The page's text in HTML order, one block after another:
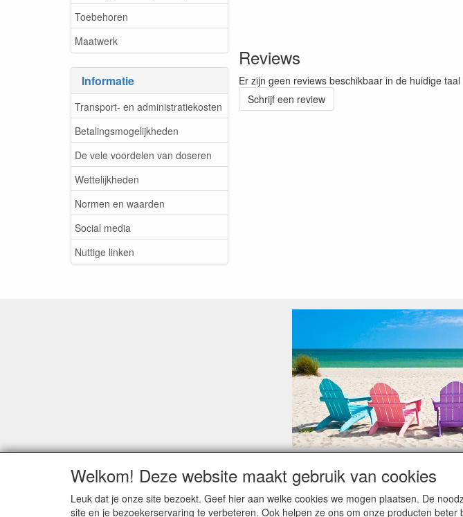
Toebehoren
Maatwerk
Informatie
Transport- en administratiekosten
Betalingsmogelijkheden
De vele voordelen van doseren
Wettelijkheden
Normen en waarden
Social media
Nuttige linken
Reviews
Er zijn geen reviews beschikbaar in de huidige taal
Schrijf een review
Geachte klant,
Zoals elk jaar zorgt de verlofperiode, naast een hoop heugelijke momenten van feest
Sommige fabrikanten sluiten of werken met een vakantiebezetting.
Welkom! Deze website maakt gebruik van cookies
Leuk dat je onze site bezoekt. Geef hier aan welke cookies we mogen plaatsen. De
site en je bezoekerservaring te verbeteren. Ook helpen ze ons om onze producten